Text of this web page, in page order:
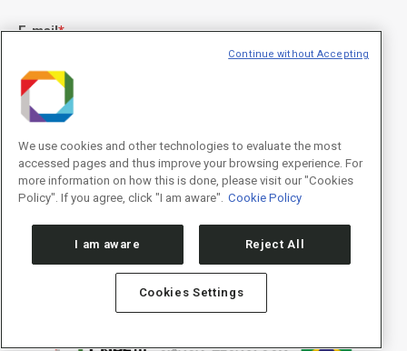
E-mail*
Concordo com os termos de uso descritos naPolítica de
Privacidade
/I agree to the terms of use described in the
Privacy
Policy.
We use cookies and other technologies to evaluate the most
accessed pages and thus improve your browsing experience. For
more information on how this is done, please visit our "Cookies
Policy". If you agree, click "I am aware". Cookie Policy
I am aware Reject All
Cookies Settings
Continue without Accepting